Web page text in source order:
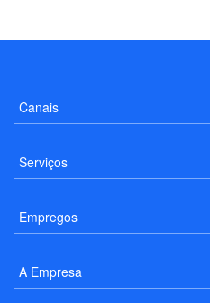
Canais
Serviços
Empregos
A Empresa